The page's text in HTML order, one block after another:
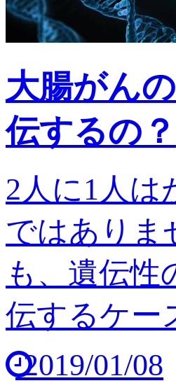
大腸がん
伝するの？
2人に1人
ではありま
も、遺伝
伝するケー
2019/01/08